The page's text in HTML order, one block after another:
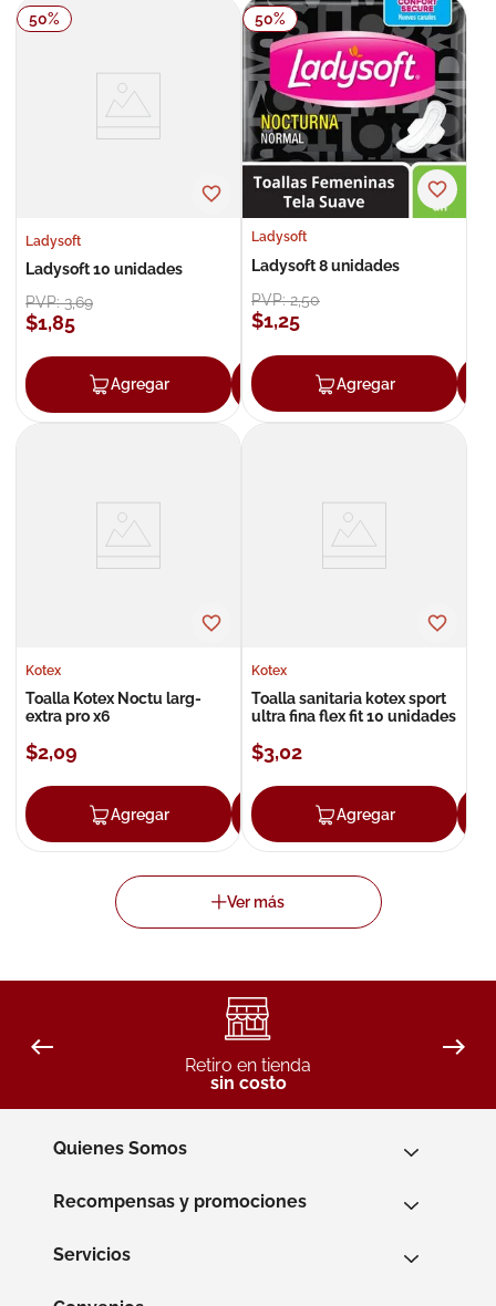
50%
Ladysoft
Ladysoft 10 unidades
PVP:3,69
$1,85
Agregar Agregar
50%
Ladysoft
Ladysoft 8 unidades
PVP:2,50
$1,25
Agregar
Kotex
Toalla Kotex Noctu larg-
extra pro x6
$2,09
Agregar Agregar
Kotex
Toalla sanitaria kotex sport
ultra fina flex fit 10 unidades
$3,02
Agregar
Retiro en tienda
sin costo
Quienes Somos
Recompensas y promociones
Servicios